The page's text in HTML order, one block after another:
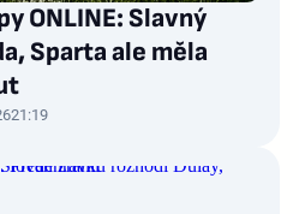
ONLINE: Slavný
Sparta ale měla
21:19